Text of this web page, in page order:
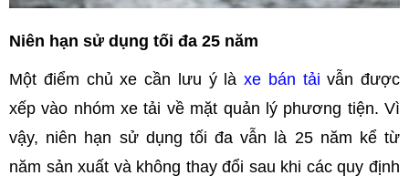
Niên hạn sử dụng tối đa 25 năm
Một điểm chủ xe cần lưu ý là xe bán tải vẫn được
xếp vào nhóm xe tải về mặt quản lý phương tiện. Vì
vậy, niên hạn sử dụng tối đa vẫn là 25 năm kể từ
năm sản xuất và không thay đổi sau khi các quy định